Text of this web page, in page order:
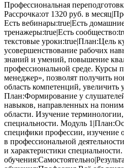
Профессиональная
Рассрочка:от 1320 руб. в
Есть вебинары:true|Есть
тренажеры:true|Есть
текстовые уроки:true|План:Цель
усовершенствование рабочих
знаний и умений, повышение
профессиональной среде. Курсы
менеджер», позволят получить
область компетенций, увеличить
План:Формирование у
навыков, направленных на
области. Изучение
специальности. Модуль
специфики профессии, изучение
в профессиональной
и характеристики